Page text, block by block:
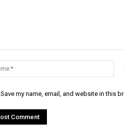
Save my name, email, and website in this